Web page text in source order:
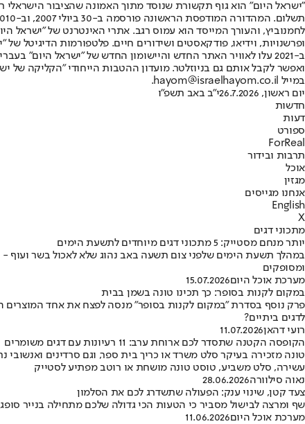
"ישראל היום" הוא גוף תקשורת שנוסד מתוך האמונה שהציבור הישראלי
ופרשנויות, וידיאו, פודקאסטים ושידורים חיים. פלטפורמות הדיגיטל של
ב-2021 עלו לאוויר האתר החדש והיישומון החדש של "ישראל
ואפשר לקבל אותם גם בניוזלטר. מועדון ההטבות הייחודי "הקליקה של
במייל hayom@israelhayom.co.il.
יום ראשון, 26.7.2026
י"ב באב תשפ"ו
חדשות
דעות
ספורט
ForReal
תרבות ובידור
אוכל
מגזין
אנחנו מגייסים
English
X
מתכוני דגים
יותר מנחם מסטייק: 5 מתכוני דגים מיוחדים לתשעת הימים
ומסופקים
מערכת אוכל היום15.07.2026
במקום לקנות בסופר: כך תכינו טונה בשמן בבית
פרק נוסף בסדרת "במקום לקנות בסופר" מנסה לפצח את אחד המוצרים
לדגים ביתיים?
רועי דהאן11.07.2026
הקופסה הקטנה שתסדר לכם ארוחת ערב: 11 רעיונות עם דגים משומרים
טונה מזכירה בעיקר סלט משרד או כריך בית ספר, וגם סרדינים
עשירה, סלט משביע, טוסט טונה מושחת או רוטב מפתיע לסטייק
נאוה סילוורה28.06.2026
צעד קטן, שינוי ענק: הפעולה שתשדרג לכם את הסלמון
שף ומרצה לבישול מסביר כי הטעות הכי גדולה שלכם מתחילה בנייר
מערכת אוכל היום11.06.2026